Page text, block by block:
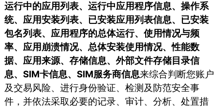
运行中的应用列表、运行中应用程序信息、操作系
统、应用安装列表、已安装应用列表信息、已安装
包名列表、应用程序的总体运行、使用情况与频
率、应用崩溃情况、总体安装使用情况、性能数
据、应用来源、存储信息、外部文件存储目录信
息、SIM卡信息、SIM服务商信息来综合判断您账户
及交易风险、进行身份验证、检测及防范安全事
件，并依法采取必要的记录、审计、分析、处置措